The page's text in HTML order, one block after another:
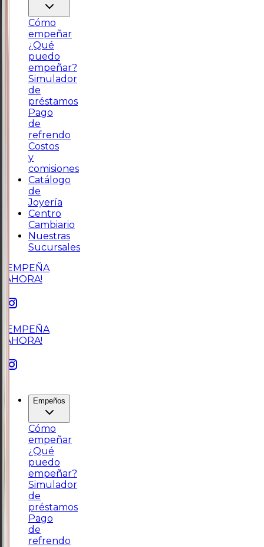
Cómo
empeñar
¿Qué
puedo
empeñar?
Simulador
de
préstamos
Pago
de
refrendo
Costos
y
comisiones
Catálogo
de
Joyería
Centro
Cambiario
Nuestras
Sucursales
¡EMPEÑA
AHORA!
¡EMPEÑA
AHORA!
Empeños
Cómo
empeñar
¿Qué
puedo
empeñar?
Simulador
de
préstamos
Pago
de
refrendo